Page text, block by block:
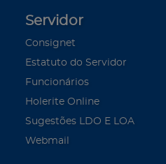
Servidor
Consignet
Estatuto do Servidor
Funcionários
Holerite Online
Sugestões LDO E LOA
Webmail